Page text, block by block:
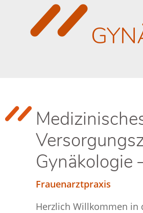
Gynäkologie
Frauenarzt​praxis
Herzlich Willkommen in